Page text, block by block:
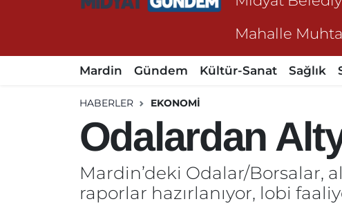
Mahalle
Mardin Gündem Kültür-Sanat Sağlık
HABERLER EKONOMI
Odalardan
Mardin’deki Odalar/Borsalar,
raporlar hazırlanıyor, lobi